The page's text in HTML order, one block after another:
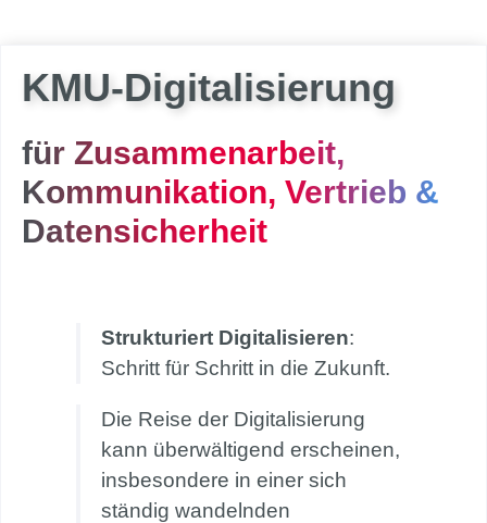
KMU-Digitalisierung
für Zusammenarbeit,
Kommunikation, Vertrieb &
Datensicherheit
Strukturiert Digitalisieren:
Schritt für Schritt in die Zukunft.
Die Reise der Digitalisierung
kann überwältigend erscheinen,
insbesondere in einer sich
ständig wandelnden